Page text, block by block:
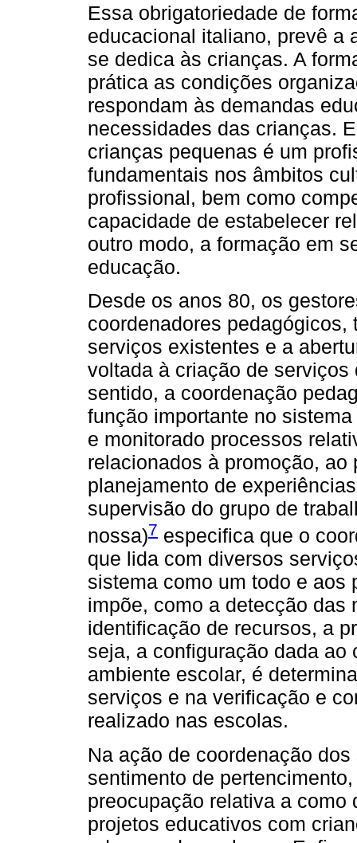
Essa obrigatoriedade de
educacional italiano, prevê a
se dedica às crianças. A
prática as condições
respondam às demandas
necessidades das crianças.
crianças pequenas é um
fundamentais nos âmbitos
profissional, bem como
capacidade de estabelecer
outro modo, a formação em
educação.
Desde os anos 80, os
coordenadores
serviços existentes e a
voltada à criação de
sentido, a coordenação
função importante no
e monitorado processos
relacionados à promoção,
planejamento de
supervisão do grupo de
nossa)7 especifica que o
que lida com diversos
sistema como um todo e aos
impõe, como a detecção das
identificação de recursos, a
seja, a configuração dada ao
ambiente escolar, é
serviços e na verificação e
realizado nas escolas.
Na ação de coordenação
sentimento de
preocupação relativa a
projetos educativos com